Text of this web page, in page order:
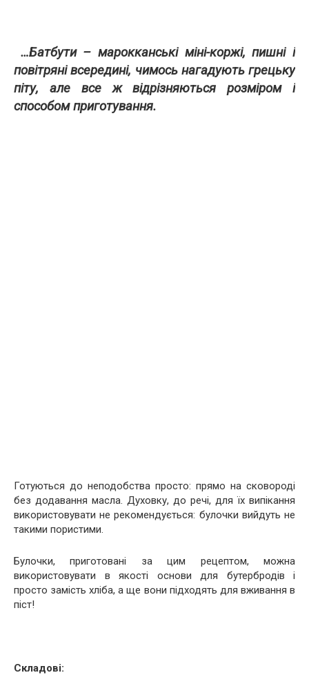
…Батбути – марокканські міні-коржі, пишні і
повітряні всередині, чимось нагадують грецьку
піту, але все ж відрізняються розміром і
способом приготування.
Готуються до неподобства просто: прямо на сковороді
без додавання масла. Духовку, до речі, для їх випікання
використовувати не рекомендується: булочки вийдуть не
такими пористими.
Булочки, приготовані за цим рецептом, можна
використовувати в якості основи для бутербродів і
просто замість хліба, а ще вони підходять для вживання в
піст!
Складові: